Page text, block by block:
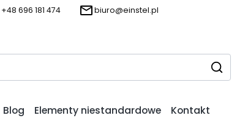
+48 696 181 474 biuro@einstel.pl
WyczyśćSzukaj
Blog Elementy niestandardowe Kontakt